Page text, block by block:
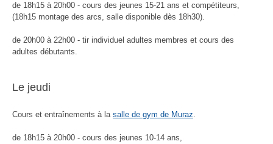
de 18h15 à 20h00 - cours des jeunes 15-21 ans et compétiteurs,
(18h15 montage des arcs, salle disponible dès 18h30).
de 20h00 à 22h00 - tir individuel adultes membres et cours des
adultes débutants.
Le jeudi
Cours et entraînements à la salle de gym de Muraz.
de 18h15 à 20h00 - cours des jeunes 10-14 ans,